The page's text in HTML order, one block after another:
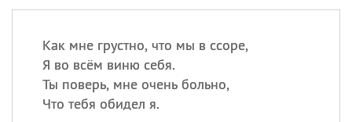
Как мне грустно, что мы в ссоре,
Я во всём виню себя.
Ты поверь, мне очень больно,
Что тебя обидел я.
великомученика
Пантелеймона –
врачей и целителя